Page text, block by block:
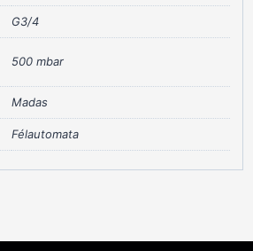
G3/4
500 mbar
Madas
Félautomata